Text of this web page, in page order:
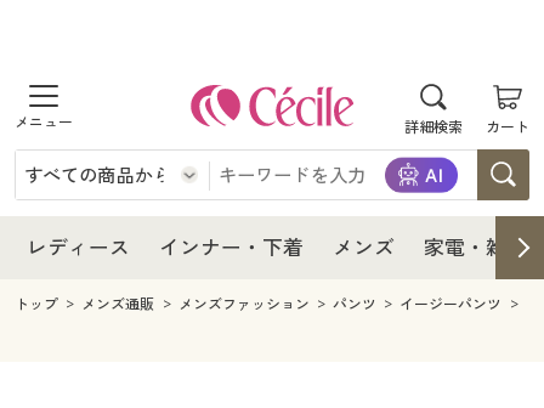
詳細検索 カート
商品を探す
レディース
レディースファッション
インナー・下着
インナー・下着通販すべて
メンズ
レディース インナー・下着 メンズ 家電・雑貨
レディース
レディース通販すべて
レディースファッション
インナー・下着
インナー・下着通販すべて
メンズ
トップ メンズ通販 メンズファッション パンツ イージーパンツ